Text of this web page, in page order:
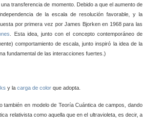
transferencia de momento. Debido a que el aumento de
de la escala de resolución favorable, y la
por primera vez por James Bjorken en 1968 para las
. Esta idea, junto con el concepto contemporáneo de
comportamiento de escala, junto inspiró la idea de la
fundamental de las interacciones fuertes.)
y la carga de color que adopta.
en modelo de Teoría Cuántica de campos, dando
relativista como aquella que en el ultravioleta, es decir, a